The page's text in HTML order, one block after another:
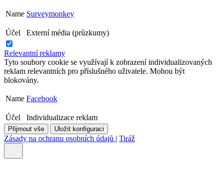
Name Surveymonkey
Účel Externí média (průzkumy)
Relevantní reklamy
Tyto soubory cookie se využívají k zobrazení individualizovaných
reklam relevantních pro příslušného uživatele. Mohou být
blokovány.
Name Facebook
Účel Individualizace reklam
Přijmout vše Uložit konfiguraci
Zásady na ochranu osobních údajů | Tiráž